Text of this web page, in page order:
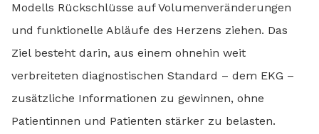
Modells Rückschlüsse auf Volumenveränderungen
und funktionelle Abläufe des Herzens ziehen. Das
Ziel besteht darin, aus einem ohnehin weit
verbreiteten diagnostischen Standard – dem EKG –
zusätzliche Informationen zu gewinnen, ohne
Patientinnen und Patienten stärker zu belasten.